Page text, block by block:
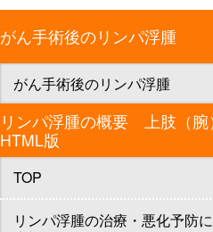
がん手術後のリンパ浮腫
がん手術後のリンパ浮腫
リンパ浮腫の概要 上肢（
HTML版
TOP
リンパ浮腫の治療・悪化予防